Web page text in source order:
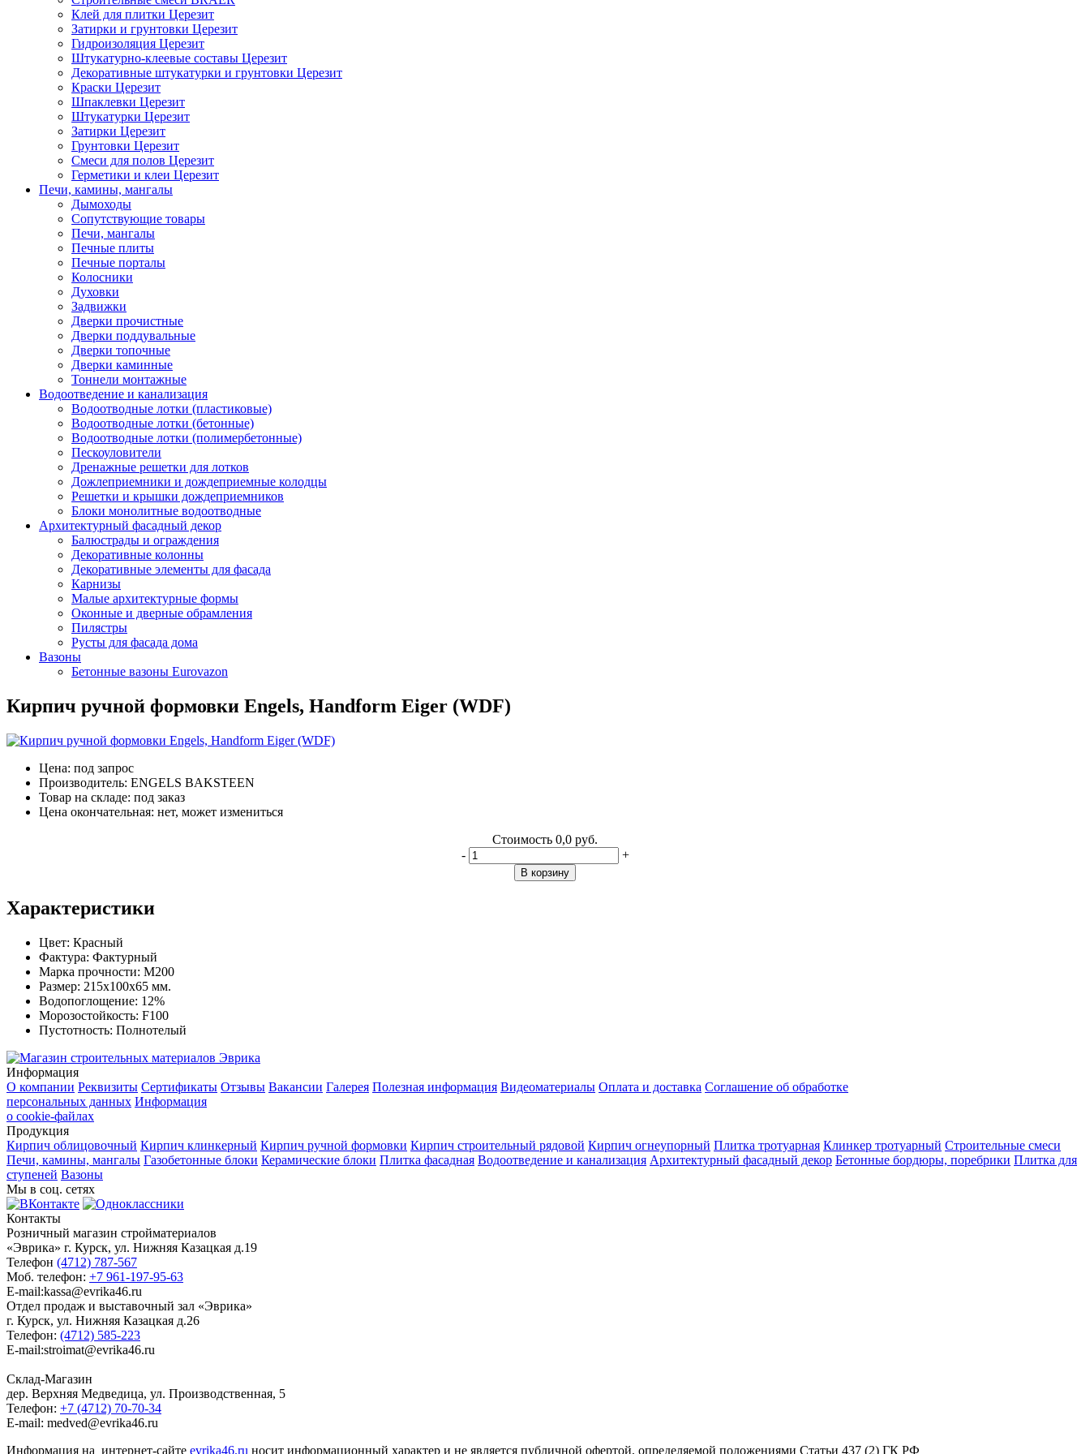
Клей для плитки Церезит
Затирки и грунтовки Церезит
Гидроизоляция Церезит
Штукатурно-клеевые составы Церезит
Декоративные штукатурки и грунтовки Церезит
Краски Церезит
Шпаклевки Церезит
Штукатурки Церезит
Затирки Церезит
Грунтовки Церезит
Смеси для полов Церезит
Герметики и клеи Церезит
Печи, камины, мангалы
Дымоходы
Сопутствующие товары
Печи, мангалы
Печные плиты
Печные порталы
Колосники
Духовки
Задвижки
Дверки прочистные
Дверки поддувальные
Дверки топочные
Дверки каминные
Тоннели монтажные
Водоотведение и канализация
Водоотводные лотки (пластиковые)
Водоотводные лотки (бетонные)
Водоотводные лотки (полимербетонные)
Пескоуловители
Дренажные решетки для лотков
Дожлеприемники и дождеприемные колодцы
Решетки и крышки дождеприемников
Блоки монолитные водоотводные
Архитектурный фасадный декор
Балюстрады и ограждения
Декоративные колонны
Декоративные элементы для фасада
Карнизы
Малые архитектурные формы
Оконные и дверные обрамления
Пилястры
Русты для фасада дома
Вазоны
Бетонные вазоны Eurovazon
Кирпич ручной формовки Engels, Handform Eiger (WDF)
Цена: под запрос
Производитель: ENGELS BAKSTEEN
Товар на складе: под заказ
Цена окончательная: нет, может измениться
Стоимость 0,0 руб.
-
+
В корзину
Характеристики
Цвет: Красный
Фактура: Фактурный
Марка прочности: М200
Размер: 215x100x65 мм.
Водопоглощение: 12%
Морозостойкость: F100
Пустотность: Полнотелый
Информация
О компании Реквизиты Сертификаты Отзывы Вакансии Галерея Полезная информация Видеоматериалы Оплата и доставка Соглашение об обработке
персональных данных Информация
о cookie-файлах
Продукция
Кирпич облицовочный Кирпич клинкерный Кирпич ручной формовки Кирпич строительный рядовой Кирпич огнеупорный Плитка тротуарная Клинкер тротуарный Строительные смеси
Печи, камины, мангалы Газобетонные блоки Керамические блоки Плитка фасадная Водоотведение и канализация Архитектурный фасадный декор Бетонные бордюры, поребрики Плитка для
ступеней Вазоны
Мы в соц. сетях
Контакты
Розничный магазин стройматериалов
«Эврика» г. Курск, ул. Нижняя Казацкая д.19
Телефон (4712) 787-567
Моб. телефон: +7 961-197-95-63
E-mail:kassa@evrika46.ru
Отдел продаж и выставочный зал «Эврика»
г. Курск, ул. Нижняя Казацкая д.26
Телефон: (4712) 585-223
E-mail:stroimat@evrika46.ru
Склад-Магазин
дер. Верхняя Медведица, ул. Производственная, 5
Телефон: +7 (4712) 70-70-34
E-mail: medved@evrika46.ru
Информация на интернет-сайте evrika46.ru носит информационный характер и не является публичной офертой, определяемой положениями Статьи 437 (2) ГК РФ